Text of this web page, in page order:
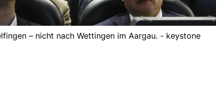
– nicht nach Wettingen im Aargau. - keystone